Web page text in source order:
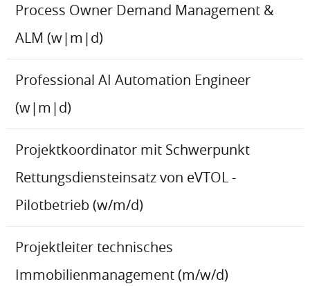
Process Owner Demand Management &
ALM (w|m|d)
Professional AI Automation Engineer
(w|m|d)
Projektkoordinator mit Schwerpunkt
Rettungsdiensteinsatz von eVTOL -
Pilotbetrieb (w/m/d)
Projektleiter technisches
Immobilienmanagement (m/w/d)